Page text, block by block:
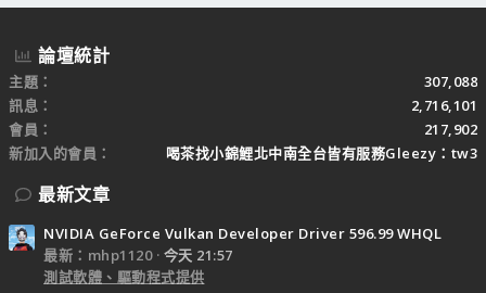
論壇統計
主題
307,088
訊息
2,716,101
會員
217,902
新加入的會員
喝茶找小錦鯉北中南全台皆有服務Gleezy：tw3
最新文章
NVIDIA GeForce Vulkan Developer Driver 596.99 WHQL
最新：mhp1120
今天 21:57
測試軟體、驅動程式提供